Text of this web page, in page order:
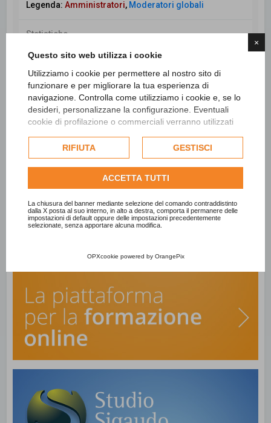
×
Questo sito web utilizza i cookie
Utilizziamo i cookie per permettere al nostro sito di
funzionare e per migliorare la tua esperienza di
navigazione. Controlla come utilizziamo i cookie e, se lo
desideri, personalizzane la configurazione. Eventuali
cookie di profilazione o commerciali verranno utilizzati
dell'utente e, se consentito, potrebbero essere utilizzati
per personalizzare gli annunci pubblicitari. Per ulteriori
informazioni su come Google utilizza i dati raccolti,
politica sulla privacy di Google
Consulta l'informativa cookie completa.
RIFIUTA GESTISCI
ACCETTA TUTTI
La chiusura del banner mediante selezione del comando contraddistinto
dalla X posta al suo interno, in alto a destra, comporta il permanere delle
impostazioni di default oppure delle impostazioni precedentemente
selezionate, senza apportare alcuna modifica.
OPXcookie powered by OrangePix
Legenda:Amministratori, Moderatori globali
Statistiche
Totale messaggi98436• Totale argomenti
CercaRicerca avanzata